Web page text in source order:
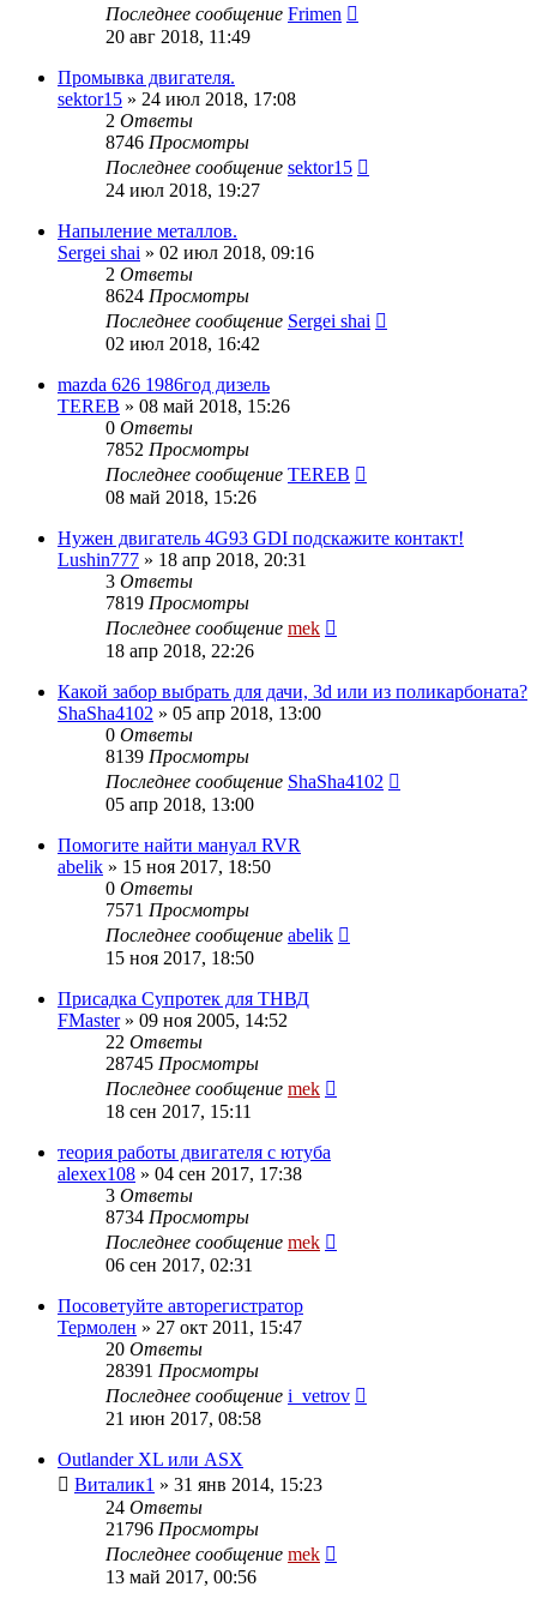
Последнее сообщение Frimen
20 авг 2018, 11:49
Промывка двигателя.
sektor15 » 24 июл 2018, 17:08
2 Ответы
8746 Просмотры
Последнее сообщение sektor15
24 июл 2018, 19:27
Напыление металлов.
Sergei shai » 02 июл 2018, 09:16
2 Ответы
8624 Просмотры
Последнее сообщение Sergei shai
02 июл 2018, 16:42
mazda 626 1986год дизель
TEREB » 08 май 2018, 15:26
0 Ответы
7852 Просмотры
Последнее сообщение TEREB
08 май 2018, 15:26
Нужен двигатель 4G93 GDI подскажите контакт!
Lushin777 » 18 апр 2018, 20:31
3 Ответы
7819 Просмотры
Последнее сообщение mek
18 апр 2018, 22:26
Какой забор выбрать для дачи, 3d или из поликарбоната?
ShaSha4102 » 05 апр 2018, 13:00
0 Ответы
8139 Просмотры
Последнее сообщение ShaSha4102
05 апр 2018, 13:00
Помогите найти мануал RVR
abelik » 15 ноя 2017, 18:50
0 Ответы
7571 Просмотры
Последнее сообщение abelik
15 ноя 2017, 18:50
Присадка Супротек для ТНВД
FMaster» 09 ноя 2005, 14:52
22 Ответы
28745 Просмотры
Последнее сообщение mek
18 сен 2017, 15:11
теория работы двигателя с ютуба
alexex108 » 04 сен 2017, 17:38
3 Ответы
8734 Просмотры
Последнее сообщение mek
06 сен 2017, 02:31
Посоветуйте авторегистратор
Термолен » 27 окт 2011, 15:47
20 Ответы
28391 Просмотры
Последнее сообщение i_vetrov
21 июн 2017, 08:58
Outlander XL или ASX
Виталик1 » 31 янв 2014, 15:23
24 Ответы
21796 Просмотры
Последнее сообщение mek
13 май 2017, 00:56